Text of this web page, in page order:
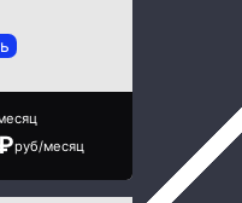
руб/месяц